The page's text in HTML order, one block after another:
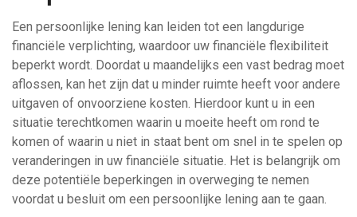
Een persoonlijke lening kan leiden tot een langdurige
financiële verplichting, waardoor uw financiële flexibiliteit
beperkt wordt. Doordat u maandelijks een vast bedrag moet
aflossen, kan het zijn dat u minder ruimte heeft voor andere
uitgaven of onvoorziene kosten. Hierdoor kunt u in een
situatie terechtkomen waarin u moeite heeft om rond te
komen of waarin u niet in staat bent om snel in te spelen op
veranderingen in uw financiële situatie. Het is belangrijk om
deze potentiële beperkingen in overweging te nemen
voordat u besluit om een persoonlijke lening aan te gaan.